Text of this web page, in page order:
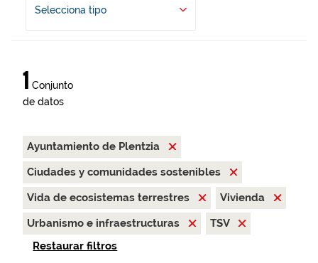
Selecciona tipo
1 Conjunto
de datos
Ayuntamiento de Plentzia
Ciudades y comunidades sostenibles
Vida de ecosistemas terrestres
Vivienda
Urbanismo e infraestructuras
TSV
Restaurar filtros